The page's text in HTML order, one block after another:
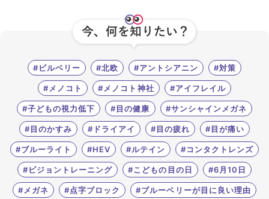
#ビルベリー #北欧 #アントシアニン #対策
#メノコト #メノコト神社 #アイフレイル
#子どもの視力低下 #目の健康 #サンシャインメガネ
#目のかすみ #ドライアイ #目の疲れ #目が痛い
#ブルーライト #HEV #ルテイン #コンタクトレンズ
#ビジョントレーニング #こどもの目の日 #6月10日
#メガネ #点字ブロック #ブルーベリーが目に良い理由